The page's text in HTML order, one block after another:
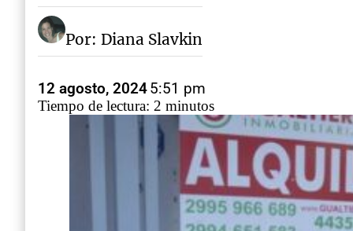
Por: Diana Slavkin
12 agosto, 20245:51 pm
Tiempo de lectura: 2 minutos